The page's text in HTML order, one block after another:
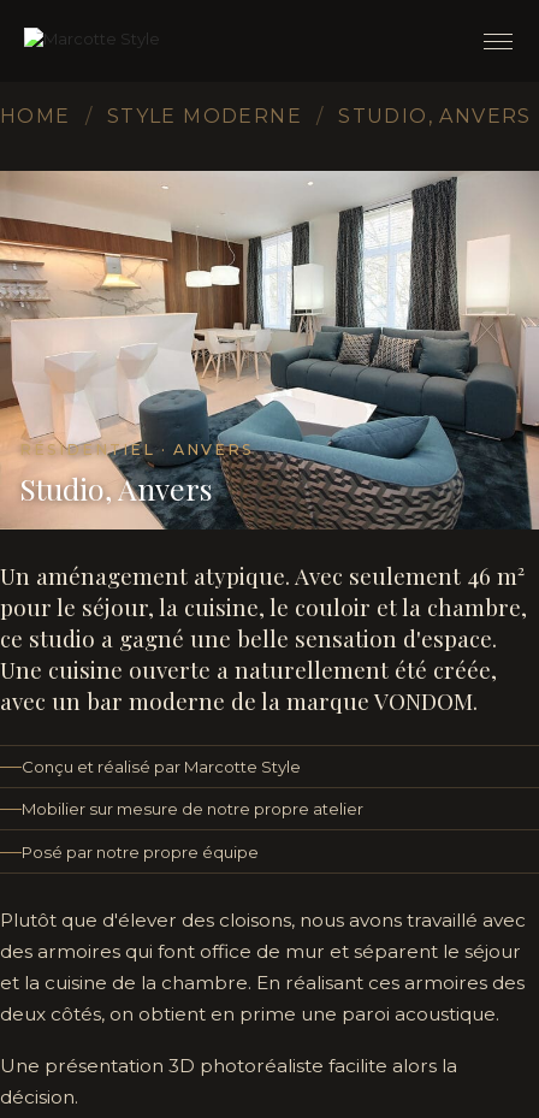
HOME / STYLE MODERNE / STUDIO, ANVERS
RÉSIDENTIEL · ANVERS
Studio, Anvers
Un aménagement atypique. Avec seulement 46 m²
pour le séjour, la cuisine, le couloir et la chambre,
ce studio a gagné une belle sensation d'espace.
Une cuisine ouverte a naturellement été créée,
avec un bar moderne de la marque VONDOM.
Plutôt que d'élever des cloisons, nous avons travaillé avec
des armoires qui font office de mur et séparent le séjour
et la cuisine de la chambre. En réalisant ces armoires des
deux côtés, on obtient en prime une paroi acoustique.
Une présentation 3D photoréaliste facilite alors la
décision.
Conçu et réalisé par Marcotte Style
Mobilier sur mesure de notre propre atelier
Posé par notre propre équipe